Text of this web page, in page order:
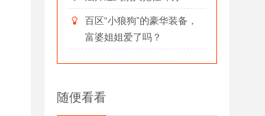
百区“小狼狗”的豪华装备，
富婆姐姐爱了吗？
随便看看